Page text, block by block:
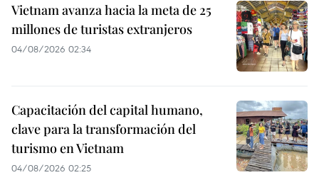
Vietnam avanza hacia la meta de 25
millones de turistas extranjeros
04/08/2026 02:34
Capacitación del capital humano,
clave para la transformación del
turismo en Vietnam
04/08/2026 02:25